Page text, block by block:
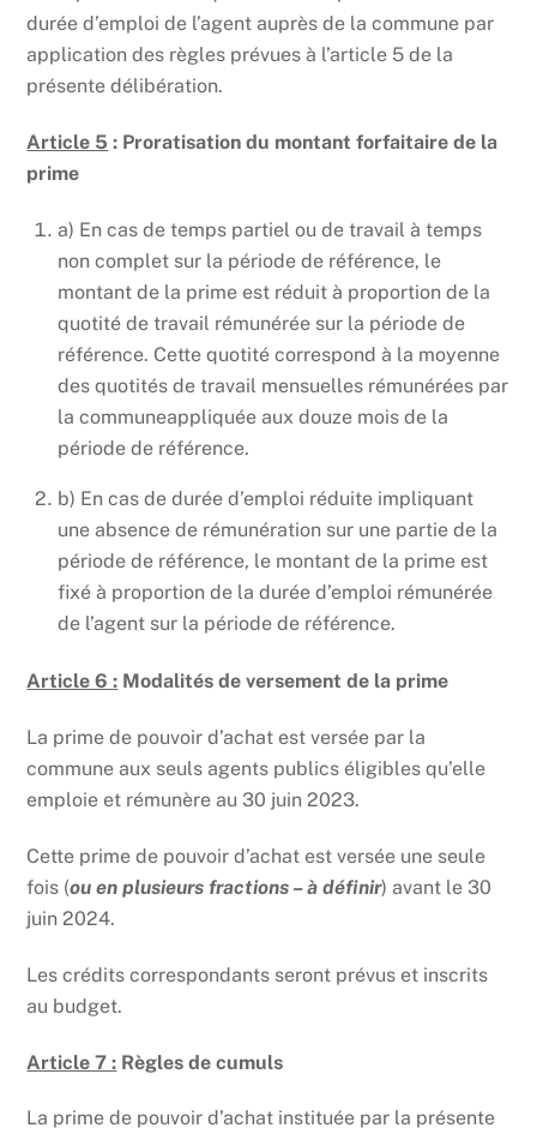
durée d’emploi de l’agent auprès de la commune par
application des règles prévues à l’article 5 de la
présente délibération.
Article 5 : Proratisation du montant forfaitaire de la
prime
a) En cas de temps partiel ou de travail à temps
non complet sur la période de référence, le
montant de la prime est réduit à proportion de la
quotité de travail rémunérée sur la période de
référence. Cette quotité correspond à la moyenne
des quotités de travail mensuelles rémunérées par
la communeappliquée aux douze mois de la
période de référence.
b) En cas de durée d’emploi réduite impliquant
une absence de rémunération sur une partie de la
période de référence, le montant de la prime est
fixé à proportion de la durée d’emploi rémunérée
de l’agent sur la période de référence.
Article 6 : Modalités de versement de la prime
La prime de pouvoir d’achat est versée par la
commune aux seuls agents publics éligibles qu’elle
emploie et rémunère au 30 juin 2023.
Cette prime de pouvoir d’achat est versée une seule
fois (ou en plusieurs fractions – à définir) avant le 30
juin 2024.
Les crédits correspondants seront prévus et inscrits
au budget.
Article 7 : Règles de cumuls
La prime de pouvoir d’achat instituée par la présente